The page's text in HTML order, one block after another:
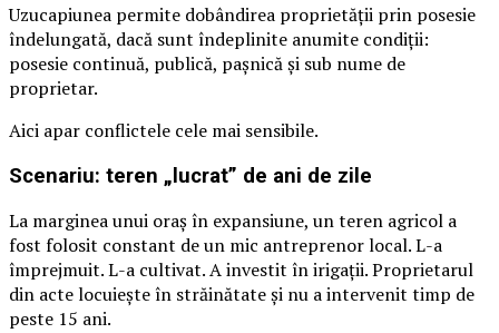
Uzucapiunea permite dobândirea proprietății prin posesie
îndelungată, dacă sunt îndeplinite anumite condiții:
posesie continuă, publică, pașnică și sub nume de
proprietar.
Aici apar conflictele cele mai sensibile.
Scenariu: teren „lucrat” de ani de zile
La marginea unui oraș în expansiune, un teren agricol a
fost folosit constant de un mic antreprenor local. L-a
împrejmuit. L-a cultivat. A investit în irigații. Proprietarul
din acte locuiește în străinătate și nu a intervenit timp de
peste 15 ani.